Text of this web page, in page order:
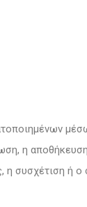
η
η συσχέτιση ή ο